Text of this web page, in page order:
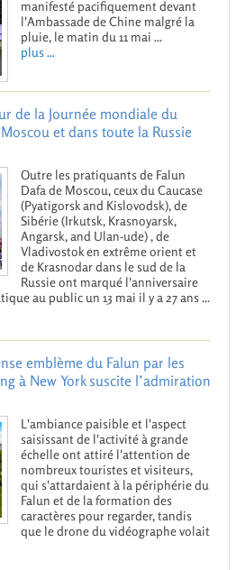
manifesté pacifiquement devant
l'Ambassade de Chine malgré la
pluie, le matin du 11 mai ...
plus ...
de la Journée mondiale du
et dans toute la Russie
Outre les pratiquants de Falun
Dafa de Moscou, ceux du Caucase
(Pyatigorsk and Kislovodsk), de
Sibérie (Irkutsk, Krasnoyarsk,
Angarsk, and Ulan-ude) , de
Vladivostok en extrême orient et
de Krasnodar dans le sud de la
Russie ont marqué l'anniversaire
au public un 13 mai il y a 27 ans ...
emblème du Falun par les
à New York suscite l’admiration
L'ambiance paisible et l'aspect
saisissant de l'activité à grande
échelle ont attiré l'attention de
nombreux touristes et visiteurs,
qui s'attardaient à la périphérie du
Falun et de la formation des
caractères pour regarder, tandis
que le drone du vidéographe volait